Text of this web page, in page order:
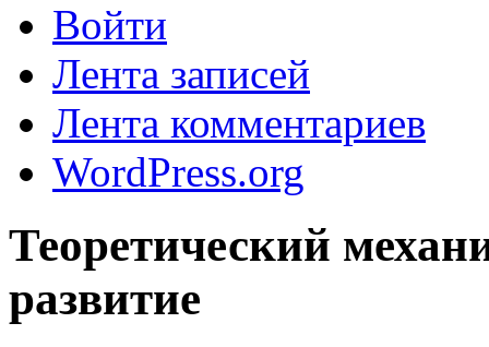
Войти
Лента записей
Лента комментариев
WordPress.org
Теоретический
развитие